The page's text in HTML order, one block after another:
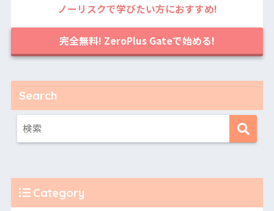
ノーリスクで学びたい方におすすめ!
完全無料! ZeroPlus Gateで始める!
Search
Category